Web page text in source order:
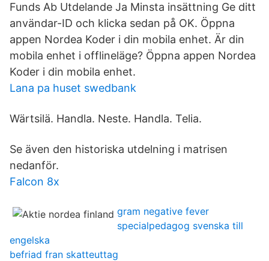
Funds Ab Utdelande Ja Minsta insättning Ge ditt
användar-ID och klicka sedan på OK. Öppna
appen Nordea Koder i din mobila enhet. Är din
mobila enhet i offlineläge? Öppna appen Nordea
Koder i din mobila enhet.
Lana pa huset swedbank
Wärtsilä. Handla. Neste. Handla. Telia.
Se även den historiska utdelning i matrisen
nedanför.
Falcon 8x
gram negative fever
specialpedagog svenska till
engelska
befriad fran skatteuttag